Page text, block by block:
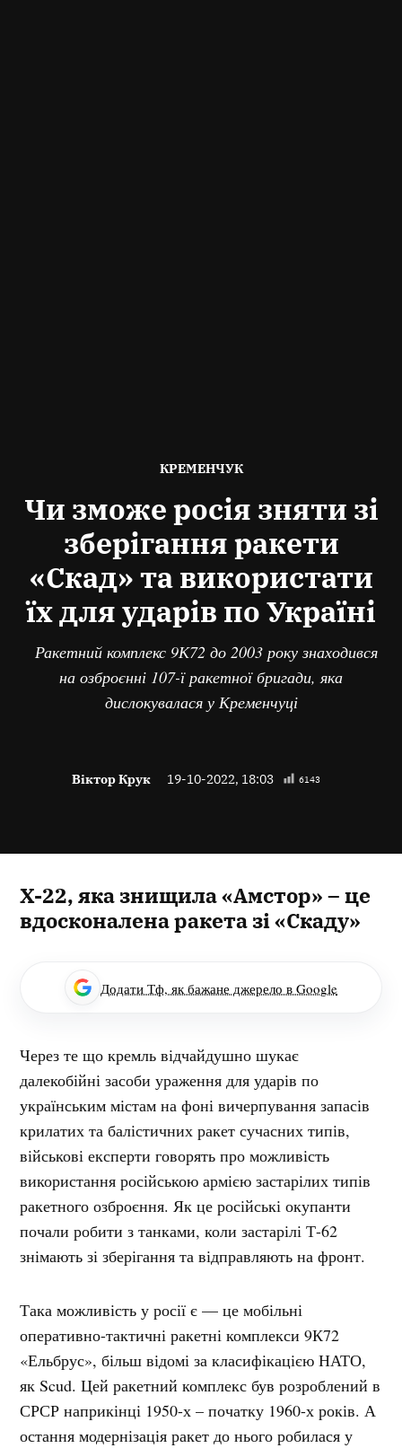
ОПУБЛІКОВАНО
КРЕМЕНЧУК
Чи зможе росія зняти зі
зберігання ракети
«Скад» та використати
їх для ударів по Україні
Ракетний комплекс 9К72 до 2003 року знаходився
на озброєнні 107-ї ракетної бригади, яка
дислокувалася у Кременчуці
Віктор Крук 19-10-2022, 18:03 6143
Х-22, яка знищила «Амстор» – це
вдосконалена ракета зі «Скаду»
Додати Тф, як бажане джерело в Google
Через те що кремль відчайдушно шукає
далекобійні засоби ураження для ударів по
українським містам на фоні вичерпування запасів
крилатих та балістичних ракет сучасних типів,
військові експерти говорять про можливість
використання російською армією застарілих типів
ракетного озброєння. Як це російські окупанти
почали робити з танками, коли застарілі Т-62
знімають зі зберігання та відправляють на фронт.
Така можливість у росії є — це мобільні
оперативно-тактичні ракетні комплекси 9К72
«Ельбрус», більш відомі за класифікацією НАТО,
як Scud. Цей ракетний комплекс був розроблений в
СРСР наприкінці 1950-х – початку 1960-х років. А
остання модернізація ракет до нього робилася у